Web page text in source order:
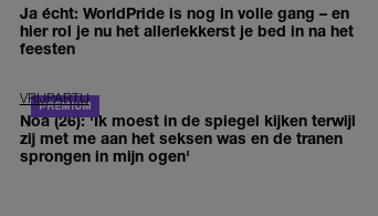
Ja écht: WorldPride is nog in volle gang – en
hier rol je nu het allerlekkerst je bed in na het
feesten
VRIJPARTIJ
Noa (26): 'Ik moest in de spiegel kijken terwijl
zij met me aan het seksen was en de tranen
sprongen in mijn ogen'